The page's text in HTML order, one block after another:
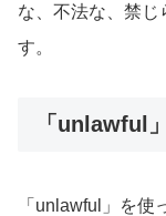
な、不法な、禁じ
す。
「unlawful
「unlawful」を使